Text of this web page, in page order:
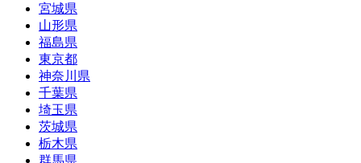
宮城県
山形県
福島県
東京都
神奈川県
千葉県
埼玉県
茨城県
栃木県
群馬県